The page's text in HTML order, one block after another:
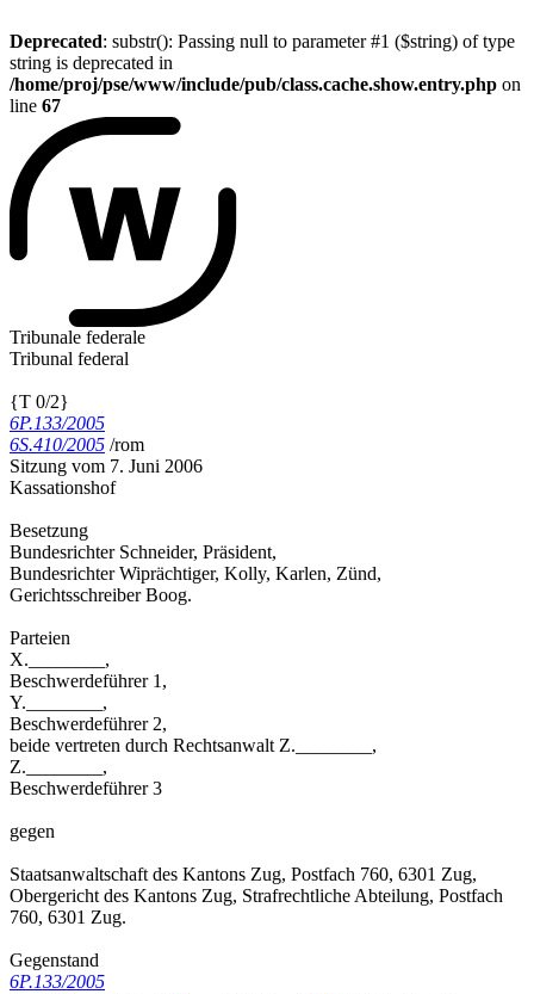
Deprecated: substr(): Passing null to parameter #1 ($string) of type
string is deprecated in
/home/proj/pse/www/include/pub/class.cache.show.entry.php on
line 67
Tribunale federale
Tribunal federal
{T 0/2}
6P.133/2005
6S.410/2005 /rom
Sitzung vom 7. Juni 2006
Kassationshof
Besetzung
Bundesrichter Schneider, Präsident,
Bundesrichter Wiprächtiger, Kolly, Karlen, Zünd,
Gerichtsschreiber Boog.
Parteien
X.________,
Beschwerdeführer 1,
Y.________,
Beschwerdeführer 2,
beide vertreten durch Rechtsanwalt Z.________,
Z.________,
Beschwerdeführer 3
gegen
Staatsanwaltschaft des Kantons Zug, Postfach 760, 6301 Zug,
Obergericht des Kantons Zug, Strafrechtliche Abteilung, Postfach
760, 6301 Zug.
Gegenstand
6P.133/2005